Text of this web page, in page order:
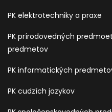
PK elektrotechniky a praxe
PK prírodovedných
predmetov
PK informatických
PK cudzích jazykov